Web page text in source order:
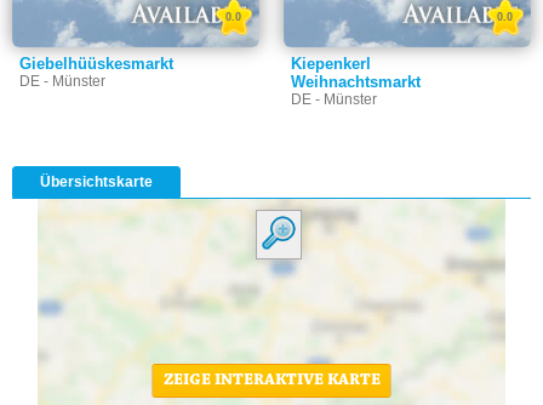
Giebelhüüskesmarkt
DE - Münster
0.0
Kiepenkerl
Weihnachtsmarkt
DE - Münster
0.0
Übersichtskarte
ZEIGE INTERAKTIVE KARTE